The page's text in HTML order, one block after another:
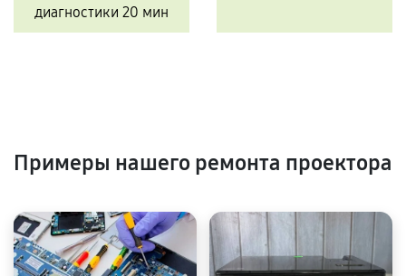
диагностики 20 мин
Примеры нашего ремонта проектора